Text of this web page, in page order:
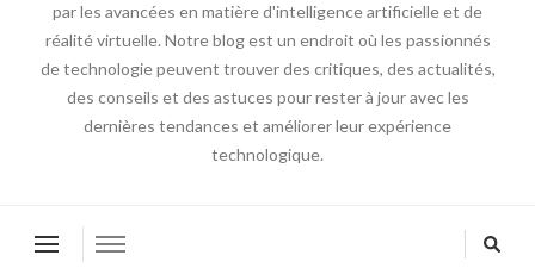
par les avancées en matière d'intelligence artificielle et de
réalité virtuelle. Notre blog est un endroit où les passionnés
de technologie peuvent trouver des critiques, des actualités,
des conseils et des astuces pour rester à jour avec les
dernières tendances et améliorer leur expérience
technologique.